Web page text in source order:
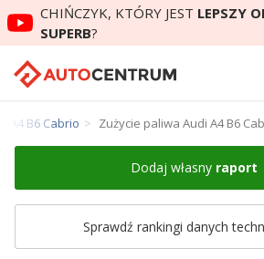
CHIŃCZYK, KTÓRY JEST LEPSZY
SUPERB?
A4 B6 Cabrio Zużycie paliwa Audi A4 B6
Dodaj własny raport
Sprawdź rankingi danych